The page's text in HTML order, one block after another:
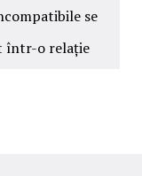
se
într-o relație